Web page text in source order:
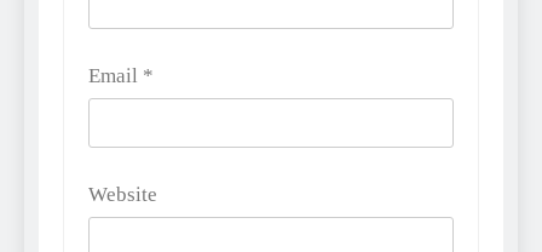
Email *
Website